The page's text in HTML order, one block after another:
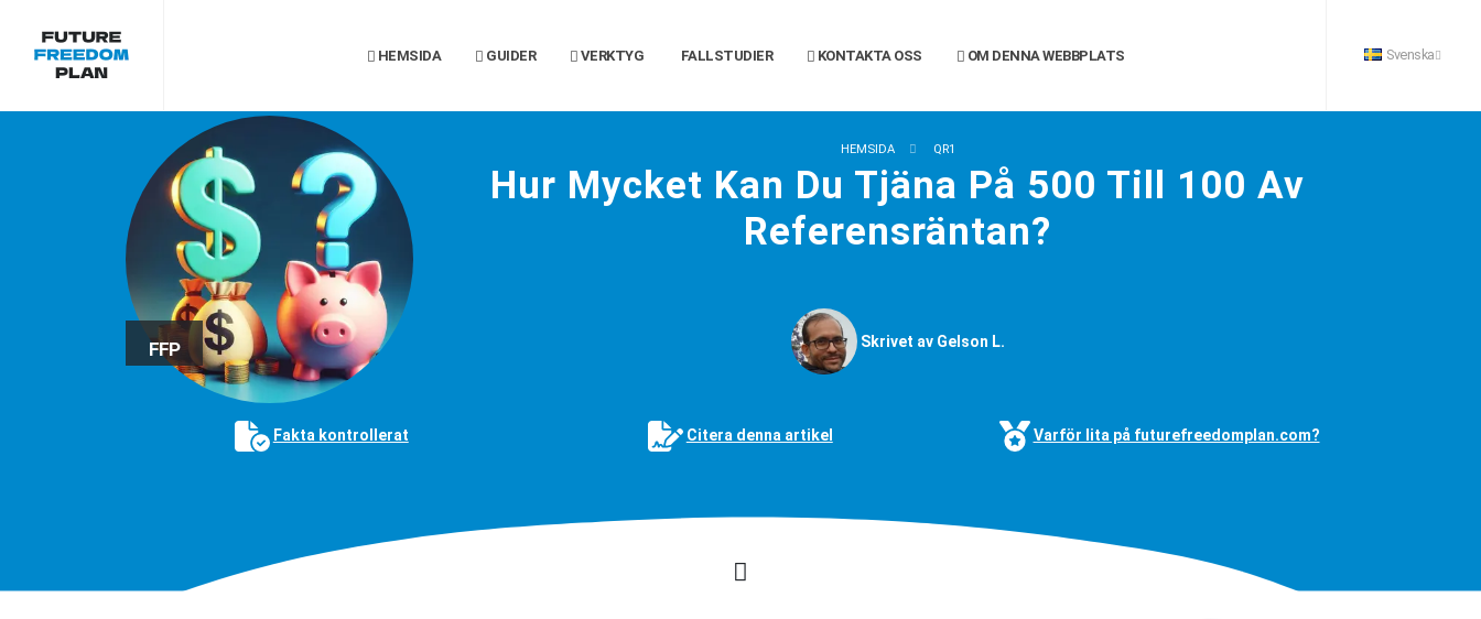
HEMSIDA GUIDER VERKTYG FALLSTUDIER KONTAKTA OSS OM DENNA WEBBPLATS Svenska
FFP
HEMSIDA QR1
Hur Mycket Kan Du Tjäna På 500 Till 100 Av
Referensräntan?
Skrivet av Gelson L.
Fakta kontrollerat Citera denna artikel Varför lita på futurefreedomplan.com?